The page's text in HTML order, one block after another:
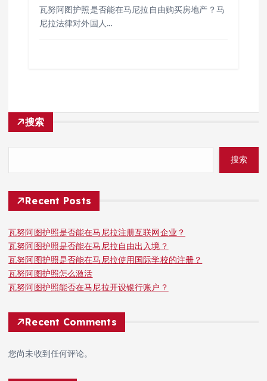
瓦努阿图护照是否能在马尼拉自由购买房地产？马
尼拉法律对外国人…
搜索
搜索
Recent Posts
瓦努阿图护照是否能在马尼拉注册互联网企业？
瓦努阿图护照是否能在马尼拉自由出入境？
瓦努阿图护照是否能在马尼拉使用国际学校的注册？
瓦努阿图护照怎么激活
瓦努阿图护照能否在马尼拉开设银行账户？
Recent Comments
您尚未收到任何评论。